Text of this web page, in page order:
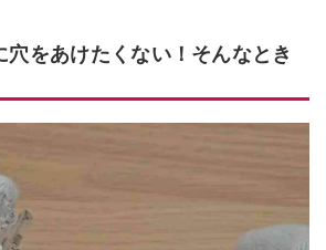
穴をあけたくない！そんなとき